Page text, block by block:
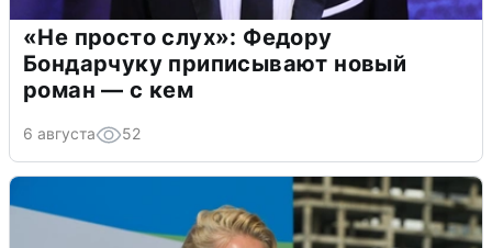
«Не просто слух»: Федору
Бондарчуку приписывают новый
роман — с кем
6 августа 52